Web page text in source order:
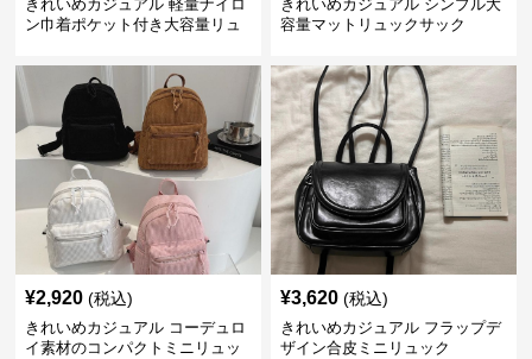
きれいめカジュアル 軽量ナイロ
ン巾着ポケット付き大容量リュ
きれいめカジュアル シンプル大
容量マットリュックサック
¥2,920 (税込)
きれいめカジュアル コーデュロ
イ素材のコンパクトミニリュッ
¥3,620 (税込)
きれいめカジュアル フラップデ
ザイン合皮ミニリュック